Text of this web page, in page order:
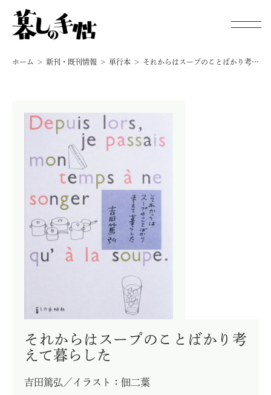
手帖通信
オンラインストア
暮しの手帖 電子版
ホーム 新刊・既刊情報 単行本 それからはスープのことばかり考えて暮らした
それからはスープのことばかり考
えて暮らした
吉田篤弘／イラスト：佃二葉